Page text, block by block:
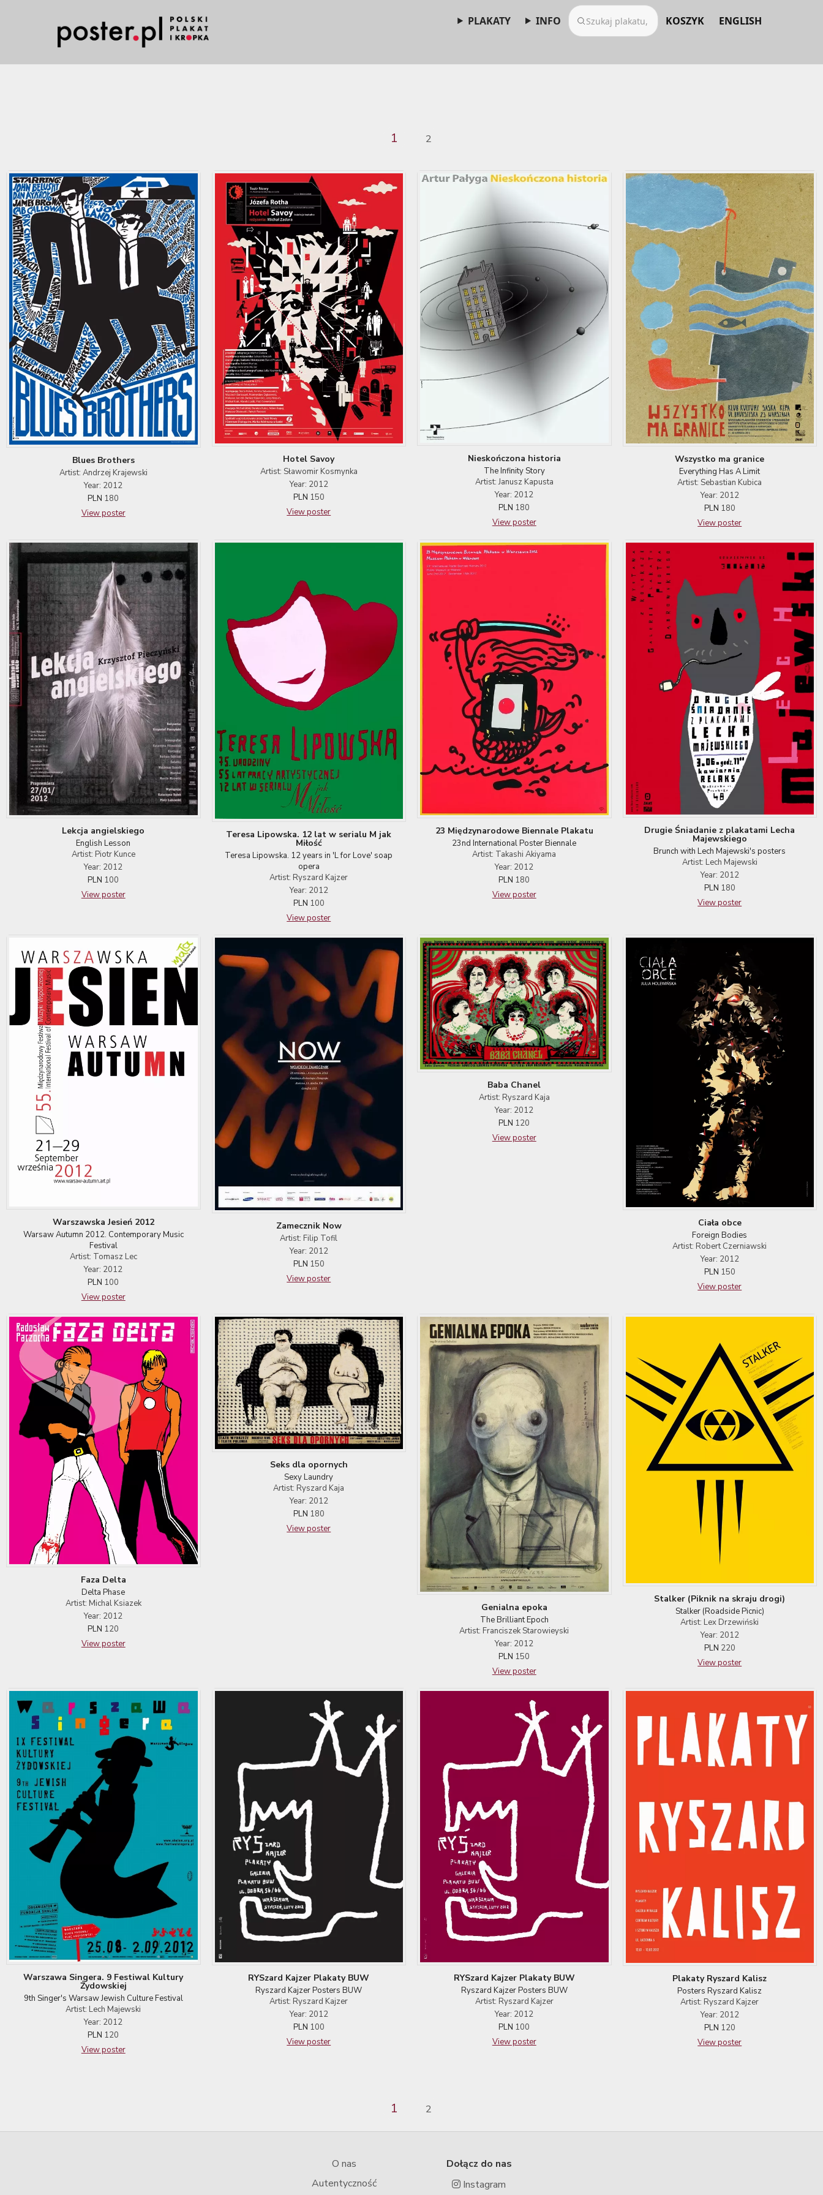
PLAKATY INFO KOSZYK ENGLISH
1 2
Blues Brothers
Artist: Andrzej Krajewski
Year: 2012
PLN 180
View poster
Hotel Savoy
Artist: Sławomir Kosmynka
Year: 2012
PLN 150
View poster
Nieskończona historia
The Infinity Story
Artist: Janusz Kapusta
Year: 2012
PLN 180
View poster
Wszystko ma granice
Everything Has A Limit
Artist: Sebastian Kubica
Year: 2012
PLN 180
View poster
Lekcja angielskiego
English Lesson
Artist: Piotr Kunce
Year: 2012
PLN 100
View poster
Teresa Lipowska. 12 lat w serialu M jak
Miłość
Teresa Lipowska. 12 years in 'L for Love' soap
opera
Artist: Ryszard Kajzer
Year: 2012
PLN 100
View poster
23 Międzynarodowe Biennale Plakatu
23nd International Poster Biennale
Artist: Takashi Akiyama
Year: 2012
PLN 180
View poster
Drugie Śniadanie z plakatami Lecha
Majewskiego
Brunch with Lech Majewski's posters
Artist: Lech Majewski
Year: 2012
PLN 180
View poster
Warszawska Jesień 2012
Warsaw Autumn 2012. Contemporary Music
Festival
Artist: Tomasz Lec
Year: 2012
PLN 100
View poster
Zamecznik Now
Artist: Filip Tofil
Year: 2012
PLN 150
View poster
Baba Chanel
Artist: Ryszard Kaja
Year: 2012
PLN 120
View poster
Ciała obce
Foreign Bodies
Artist: Robert Czerniawski
Year: 2012
PLN 150
View poster
Faza Delta
Delta Phase
Artist: Michal Ksiazek
Year: 2012
PLN 120
View poster
Seks dla opornych
Sexy Laundry
Artist: Ryszard Kaja
Year: 2012
PLN 180
View poster
Genialna epoka
The Brilliant Epoch
Artist: Franciszek Starowieyski
Year: 2012
PLN 150
View poster
Stalker (Piknik na skraju drogi)
Stalker (Roadside Picnic)
Artist: Lex Drzewiński
Year: 2012
PLN 220
View poster
Warszawa Singera. 9 Festiwal Kultury
Żydowskiej
9th Singer's Warsaw Jewish Culture Festival
Artist: Lech Majewski
Year: 2012
PLN 120
View poster
RYSzard Kajzer Plakaty BUW
Ryszard Kajzer Posters BUW
Artist: Ryszard Kajzer
Year: 2012
PLN 100
View poster
RYSzard Kajzer Plakaty BUW
Ryszard Kajzer Posters BUW
Artist: Ryszard Kajzer
Year: 2012
PLN 100
View poster
Plakaty Ryszard Kalisz
Posters Ryszard Kalisz
Artist: Ryszard Kajzer
Year: 2012
PLN 120
View poster
1 2
O nas
Autentyczność
Dołącz do nas
Instagram